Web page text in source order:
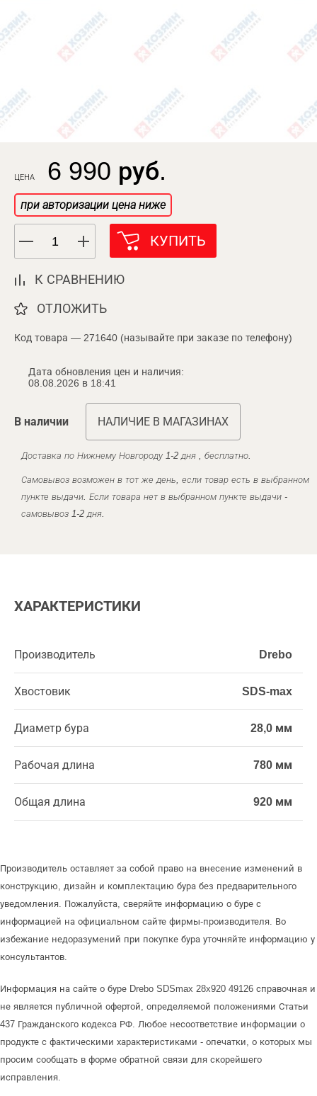
ЦЕНА 6 990 руб.
при авторизации цена ниже
КУПИТЬ
К СРАВНЕНИЮ
ОТЛОЖИТЬ
Код товара — 271640 (называйте при заказе по телефону)
Дата обновления цен и наличия:
08.08.2026 в 18:41
В наличии НАЛИЧИЕ В МАГАЗИНАХ
Доставка по Нижнему Новгороду 1-2 дня , бесплатно.
Самовывоз возможен в тот же день, если товар есть в выбранном
пункте выдачи. Если товара нет в выбранном пункте выдачи -
самовывоз 1-2 дня.
ХАРАКТЕРИСТИКИ
Производитель Drebo
Хвостовик SDS-max
Диаметр бура 28,0 мм
Рабочая длина 780 мм
Общая длина 920 мм
Производитель оставляет за собой право на внесение изменений в
конструкцию, дизайн и комплектацию бура без предварительного
уведомления. Пожалуйста, сверяйте информацию о буре с
информацией на официальном сайте фирмы-производителя. Во
избежание недоразумений при покупке бура уточняйте информацию у
консультантов.
Информация на сайте о буре Drebo SDSmax 28x920 49126 справочная и
не является публичной офертой, определяемой положениями Статьи
437 Гражданского кодекса РФ. Любое несоответствие информации о
продукте с фактическими характеристиками - опечатки, о которых мы
просим сообщать в форме обратной связи для скорейшего
исправления.